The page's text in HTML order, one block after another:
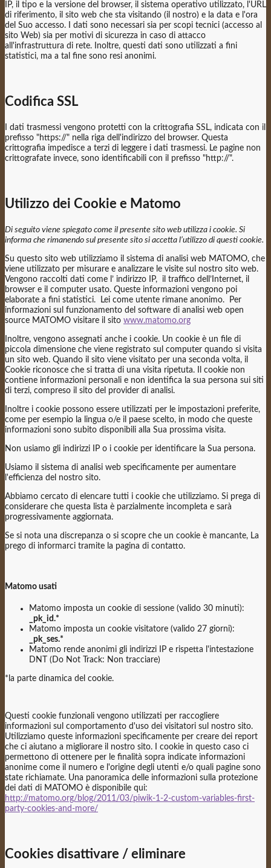
IP, il tipo e la versione del browser, il sistema operativo utilizzato, l'URL
di riferimento, il sito web che sta visitando (il nostro) e la data e l'ora
del Suo accesso. I dati sono necessari sia per scopi tecnici (accesso al
sito Web) sia per motivi di sicurezza in caso di attacco
all'infrastruttura di rete. Inoltre, questi dati sono utilizzati a fini
statistici, ma a tal fine sono resi anonimi.
Codifica SSL
I dati trasmessi vengono protetti con la crittografia SSL, indicata con il
prefisso "https://" nella riga dell'indirizzo del browser. Questa
crittografia impedisce a terzi di leggere i dati trasmessi. Le pagine non
crittografate invece, sono identificabili con il prefisso "http://".
Utilizzo dei Cookie e Matomo
Di seguito viene spiegato come il presente sito web utilizza i cookie. Si
informa che rimanendo sul presente sito si accetta l’utilizzo di questi cookie.
Su questo sito web utilizziamo il sistema di analisi web MATOMO, che
viene utilizzato per misurare e analizzare le visite sul nostro sito web.
Vengono raccolti dati come l’ indirizzo IP, il traffico dell’Internet, il
browser e il computer usato. Queste informazioni vengono poi
elaborate a fini statistici. Lei come utente rimane anonimo. Per
informazioni sul funzionamento del software di analisi web open
source MATOMO visitare il sito www.matomo.org
Inoltre, vengono assegnati anche i cookie. Un cookie è un file di
piccola dimensione che viene registrato sul computer quando si visita
un sito web. Quando il sito viene visitato per una seconda volta, il
Cookie riconosce che si tratta di una visita ripetuta. Il cookie non
contiene informazioni personali e non identifica la sua persona sui siti
di terzi, compreso il sito del provider di analisi.
Inoltre i cookie possono essere utilizzati per le impostazioni preferite,
come per esempio la lingua o/e il paese scelto, in modo che queste
informazioni sono subito disponibili alla Sua prossima visita.
Non usiamo gli indirizzi IP o i cookie per identificare la Sua persona.
Usiamo il sistema di analisi web specificamente per aumentare
l'efficienza del nostro sito.
Abbiamo cercato di elencare tutti i cookie che utilizziamo. Si prega di
considerare che questa lista è parzialmente incompleta e sarà
progressivamente aggiornata.
Se si nota una discrepanza o si scopre che un cookie è mancante, La
prego di informarci tramite la pagina di contatto.
Matomo usati
Matomo imposta un cookie di sessione (valido 30 minuti):
_pk_id.*
Matomo imposta un cookie visitatore (valido 27 giorni):
_pk_ses.*
Matomo rende anonimi gli indirizzi IP e rispetta l'intestazione
DNT (Do Not Track: Non tracciare)
*la parte dinamica del cookie.
Questi cookie funzionali vengono utilizzati per raccogliere
informazioni sul comportamento d'uso dei visitatori sul nostro sito.
Utilizziamo queste informazioni specificamente per creare dei report
che ci aiutano a migliorare il nostro sito. I cookie in questo caso ci
permettono di ottenere per le finalità sopra indicate informazioni
anonime come il numero e l'origine degli utenti e/o quali pagine sono
state richiamate. Una panoramica delle informazioni sulla protezione
dei dati di MATOMO è disponibile qui:
http://matomo.org/blog/2011/03/piwik-1-2-custom-variables-first-
party-cookies-and-more/
Cookies disattivare / eliminare